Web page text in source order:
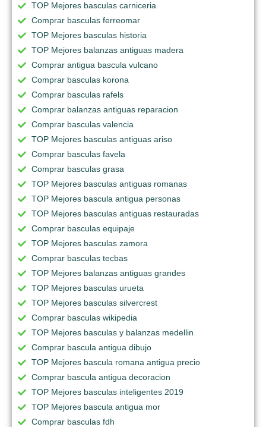
TOP Mejores basculas carniceria
Comprar basculas ferreomar
TOP Mejores basculas historia
TOP Mejores balanzas antiguas madera
Comprar antigua bascula vulcano
Comprar basculas korona
Comprar basculas rafels
Comprar balanzas antiguas reparacion
Comprar basculas valencia
TOP Mejores basculas antiguas ariso
Comprar basculas favela
Comprar basculas grasa
TOP Mejores basculas antiguas romanas
TOP Mejores bascula antigua personas
TOP Mejores basculas antiguas restauradas
Comprar basculas equipaje
TOP Mejores basculas zamora
Comprar basculas tecbas
TOP Mejores balanzas antiguas grandes
TOP Mejores basculas urueta
TOP Mejores basculas silvercrest
Comprar basculas wikipedia
TOP Mejores basculas y balanzas medellin
Comprar bascula antigua dibujo
TOP Mejores bascula romana antigua precio
Comprar bascula antigua decoracion
TOP Mejores basculas inteligentes 2019
TOP Mejores bascula antigua mor
Comprar basculas fdh